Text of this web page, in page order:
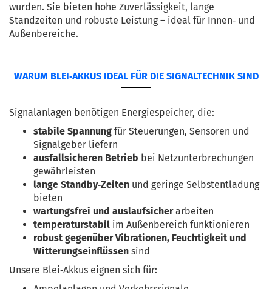
wurden. Sie bieten hohe Zuverlässigkeit,
Standzeiten und robuste Leistung – ideal für Innen‑
Außenbereiche.
WARUM BLEI‑AKKUS IDEAL FÜR DIE SIGNALTECHNIK SIND
Signalanlagen benötigen Energiespeicher, die:
stabile Spannung für Steuerungen, Sensoren und
Signalgeber liefern
ausfallsicheren Betrieb bei Netzunterbrechungen
gewährleisten
lange Standby‑Zeiten und geringe Selbstentladung
bieten
wartungsfrei und auslaufsicher arbeiten
temperaturstabil im Außenbereich funktionieren
robust gegenüber Vibrationen, Feuchtigkeit und
Witterungseinflüssen sind
Unsere Blei‑Akkus eignen sich für: